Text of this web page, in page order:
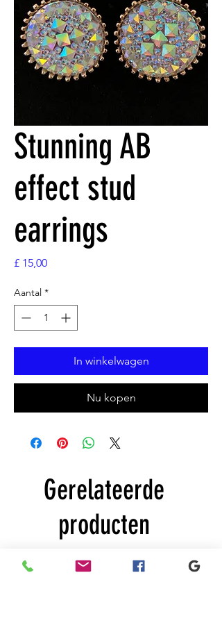
Stunning AB
effect stud
earrings
£ 15,00Prijs
Aantal *
In winkelwagen
Nu kopen
Gerelateerde
producten
Sale